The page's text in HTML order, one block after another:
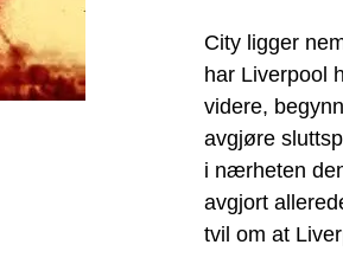
City ligger
har Liverpool
videre,
avgjøre
i nærheten
avgjort
tvil om at